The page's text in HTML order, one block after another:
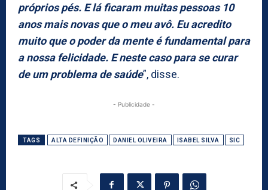
próprios pés. E lá ficaram muitas pessoas 10
anos mais novas que o meu avô. Eu acredito
muito que o poder da mente é fundamental para
a nossa felicidade. E neste caso para se curar
de um problema de saúde”, disse.
- Publicidade -
TAGS ALTA DEFINIÇÃO DANIEL OLIVEIRA ISABEL SILVA SIC